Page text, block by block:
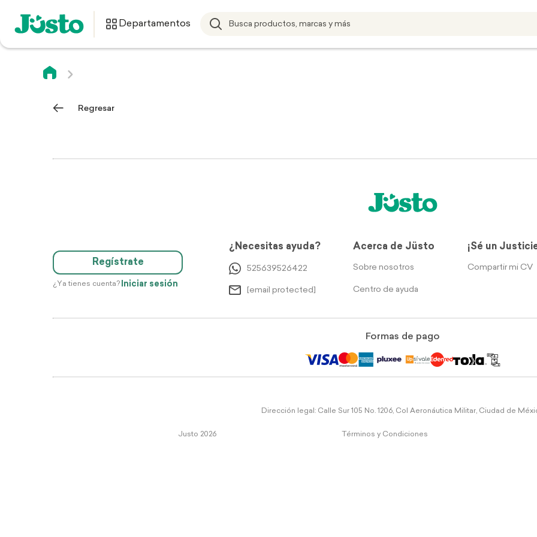
Departamentos
Regresar
Regístrate
¿Ya tienes cuenta? Iniciar sesión
¿Necesitas ayuda?
525639526422
[email protected]
Acerca de Jüsto
Sobre nosotros
Centro de ayuda
¡Sé un
Compartir mi CV
Formas de pago
Dirección legal: Calle Sur 105 No. 1206, Col Aeronáutica Militar, Ciudad de
Justo 2026 Términos y Condiciones